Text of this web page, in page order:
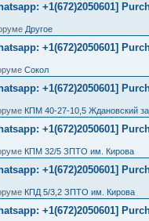
+1(672)2050601]
Другое
+1(672)2050601]
Сокол
+1(672)2050601]
КПМ 40-27-10,5 Ждановский
+1(672)2050601]
КПМ 32/5 ЗПТО им. Кирова
+1(672)2050601]
КПД 5/3,2 ЗПТО им. Кирова
+1(672)2050601]